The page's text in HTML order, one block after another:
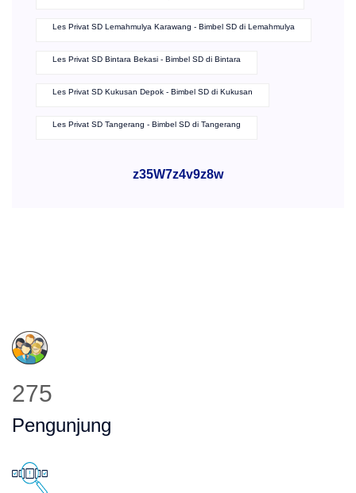
Les Privat SD Lemahmulya Karawang - Bimbel SD di Lemahmulya
Les Privat SD Bintara Bekasi - Bimbel SD di Bintara
Les Privat SD Kukusan Depok - Bimbel SD di Kukusan
Les Privat SD Tangerang - Bimbel SD di Tangerang
z35W7z4v9z8w
275
Pengunjung